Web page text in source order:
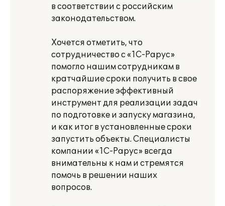
в соответствии с российским
законодательством.
Хочется отметить, что
сотрудничество с «1С-Рарус»
помогло нашим сотрудникам в
кратчайшие сроки получить в свое
распоряжение эффективный
инструмент для реализации задач
по подготовке и запуску магазина,
и как итог в установленные сроки
запустить объекты. Специалисты
компании «1С-Рарус» всегда
внимательны к нам и стремятся
помочь в решении наших
вопросов.